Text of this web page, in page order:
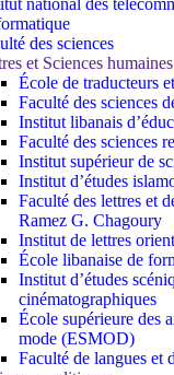
des sciences
et Sciences
École de traducteurs
Faculté des sciences
Institut libanais
Faculté des sciences
Institut supérieur de
Institut d’études
Faculté des lettres et
Ramez G. Chagoury
Institut de lettres
École libanaise de
Institut d’études
cinématographiques
École supérieure des
mode (ESMOD)
Faculté de langues et